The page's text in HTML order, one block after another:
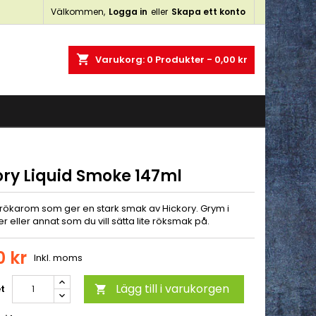
Välkommen, Logga in eller Skapa ett konto
shopping_cart Varukorg: 0 Produkter - 0,00 kr
Liquid Smoke 147ml
som ger en stark smak av Hickory. Grym i
eller annat som du vill sätta lite röksmak på.
kr Inkl. moms
 Lägg till i varukorgen